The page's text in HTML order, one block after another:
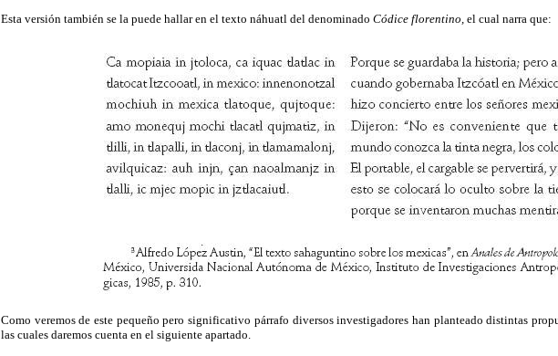
Esta versión también se la puede hallar en el texto náhuatl del denominado Códice florentino, el cual narra que:
Como veremos de este pequeño pero significativo párrafo diversos investigadores han planteado distintas
las cuales daremos cuenta en el siguiente apartado.